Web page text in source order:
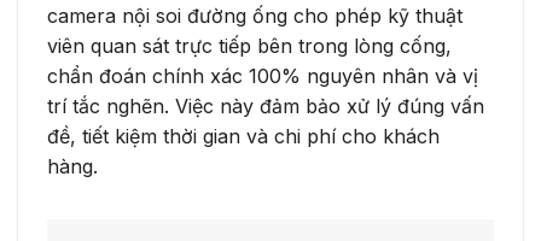
camera nội soi đường ống cho phép kỹ thuật
viên quan sát trực tiếp bên trong lòng cống,
chẩn đoán chính xác 100% nguyên nhân và vị
trí tắc nghẽn. Việc này đảm bảo xử lý đúng vấn
đề, tiết kiệm thời gian và chi phí cho khách
hàng.